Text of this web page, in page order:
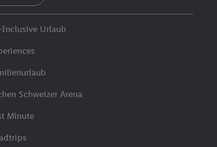
Urlaub
Schweizer Arena
Minute